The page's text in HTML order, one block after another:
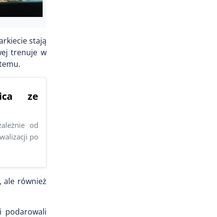
stają
trenuje w
ze
od
po
ale również
podarowali